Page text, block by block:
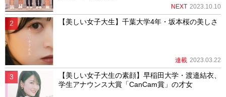
NEXT 2023.10.10
【美しい女子大生】千葉大学4年・坂本桜の美しさ
連載 2023.03.22
【美しい女子大生の素顔】早稲田大学・渡邉結衣、
学生アナウンス大賞「CanCam賞」の才女